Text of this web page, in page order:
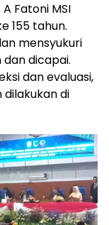
Fatoni MSI
155 tahun.
mensyukuri
dicapai.
dan evaluasi,
di